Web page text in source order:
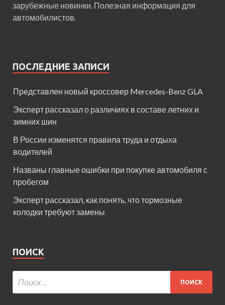
зарубежные новинки. Полезная информация для
автомобилистов.
ПОСЛЕДНИЕ ЗАПИСИ
Представлен новый кроссовер Mercedes-Benz GLA
Эксперт рассказал о различиях в составе летних и
зимних шин
В России изменятся правила труда и отдыха
водителей
Названы главные ошибки при покупке автомобиля с
пробегом
Эксперт рассказал, как понять, что тормозные
колодки требуют замены
ПОИСК